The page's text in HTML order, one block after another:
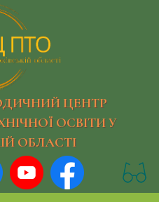
ЦЕНТР
ОСВІТИ У
ОБЛАСТІ